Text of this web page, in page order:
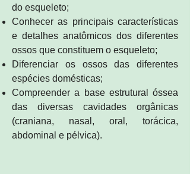
do esqueleto;
Conhecer as principais características
e detalhes anatômicos dos diferentes
ossos que constituem o esqueleto;
Diferenciar os ossos das diferentes
espécies domésticas;
Compreender a base estrutural óssea
das diversas cavidades orgânicas
(craniana, nasal, oral, torácica,
abdominal e pélvica).